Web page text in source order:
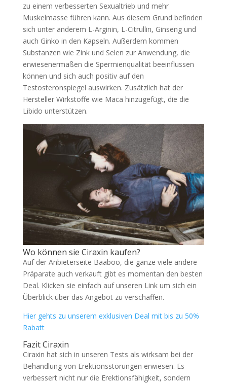
zu einem verbesserten Sexualtrieb und mehr
Muskelmasse führen kann. Aus diesem Grund befinden
sich unter anderem L-Arginin, L-Citrullin, Ginseng und
auch Ginko in den Kapseln. Außerdem kommen
Substanzen wie Zink und Selen zur Anwendung, die
erwiesenermaßen die Spermienqualität beeinflussen
können und sich auch positiv auf den
Testosteronspiegel auswirken. Zusätzlich hat der
Hersteller Wirkstoffe wie Maca hinzugefügt, die die
Libido unterstützen.
Wo können sie Ciraxin kaufen?
Auf der Anbieterseite Baaboo, die ganze viele andere
Präparate auch verkauft gibt es momentan den besten
Deal. Klicken sie einfach auf unseren Link um sich ein
Überblick über das Angebot zu verschaffen.
Hier gehts zu unserem exklusiven Deal mit bis zu 50%
Rabatt
Fazit Ciraxin
Ciraxin hat sich in unseren Tests als wirksam bei der
Behandlung von Erektionsstörungen erwiesen. Es
verbessert nicht nur die Erektionsfähigkeit, sondern